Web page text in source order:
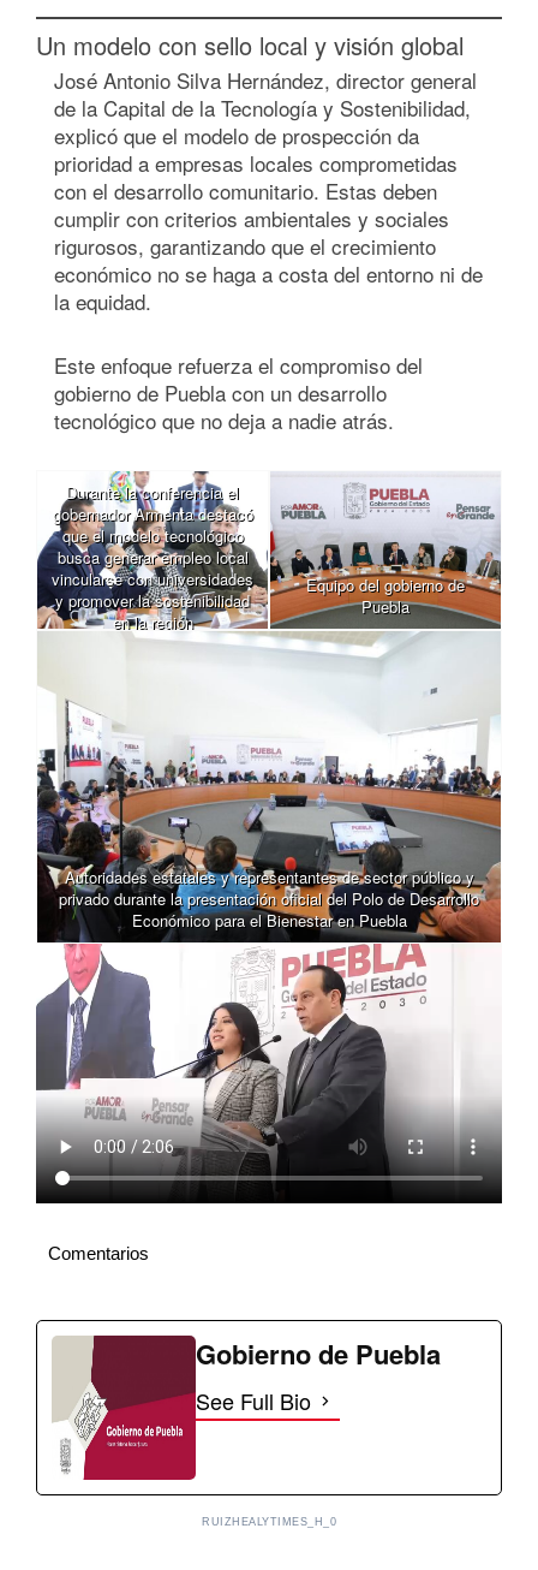
Un modelo con sello local y visión global
José Antonio Silva Hernández, director general
de la Capital de la Tecnología y Sostenibilidad,
explicó que el modelo de prospección da
prioridad a empresas locales comprometidas
con el desarrollo comunitario. Estas deben
cumplir con criterios ambientales y sociales
rigurosos, garantizando que el crecimiento
económico no se haga a costa del entorno ni de
la equidad.
Este enfoque refuerza el compromiso del
gobierno de Puebla con un desarrollo
tecnológico que no deja a nadie atrás.
Durante la conferencia el
gobernador Armenta destacó
que el modelo tecnológico
busca generar empleo local
vincularse con universidades
y promover la sostenibilidad
en la región
Equipo del gobierno de
Puebla
Autoridades estatales y representantes de sector público y
privado durante la presentación oficial del Polo de Desarrollo
Económico para el Bienestar en Puebla
Comentarios
Gobierno de Puebla
See Full Bio
RUIZHEALYTIMES_H_0